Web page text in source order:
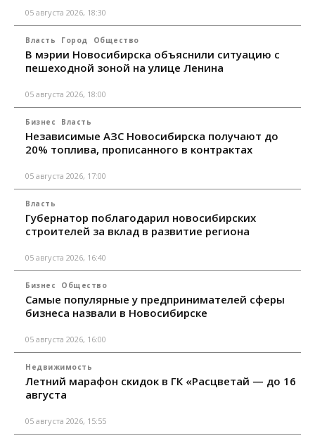
05 августа 2026, 18:30
Власть Город Общество
В мэрии Новосибирска объяснили ситуацию с
пешеходной зоной на улице Ленина
05 августа 2026, 18:00
Бизнес Власть
Независимые АЗС Новосибирска получают до
20% топлива, прописанного в контрактах
05 августа 2026, 17:00
Власть
Губернатор поблагодарил новосибирских
строителей за вклад в развитие региона
05 августа 2026, 16:40
Бизнес Общество
Самые популярные у предпринимателей сферы
бизнеса назвали в Новосибирске
05 августа 2026, 16:00
Недвижимость
Летний марафон скидок в ГК «Расцветай — до 16
августа
05 августа 2026, 15:55